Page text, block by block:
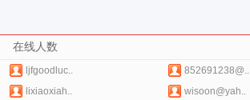
在线人数
ljfgoodluc.. 852691238@..
lixiaoxiah..
wisoon@yah..